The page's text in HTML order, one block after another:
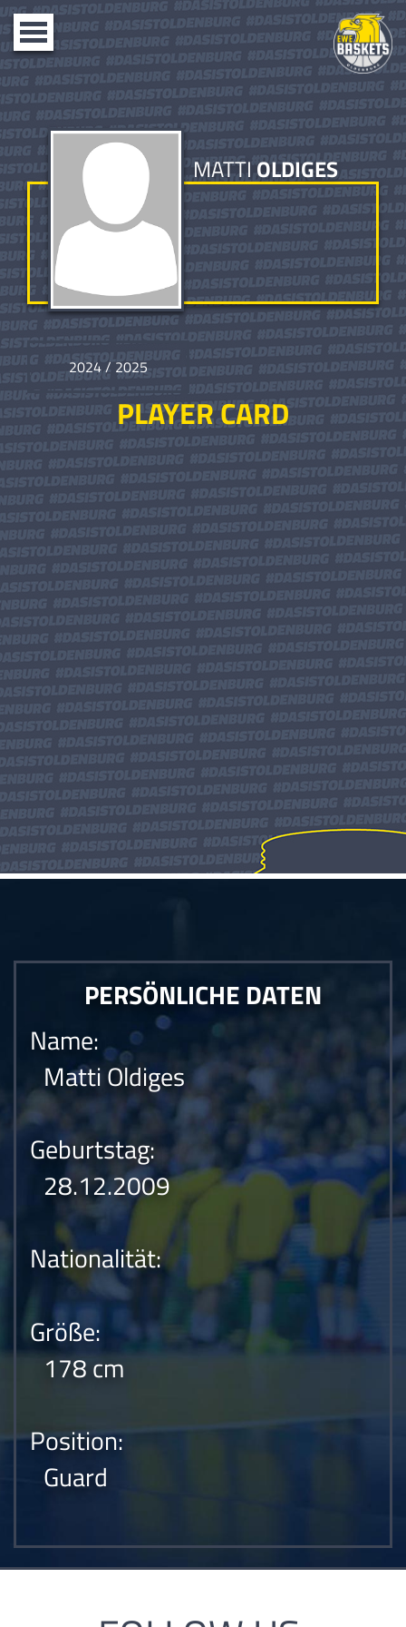
Toggle
navigation
MATTIOLDIGES
2024 / 2025
PLAYER CARD
PERSÖNLICHE DATEN
Name:
Matti Oldiges
Geburtstag:
28.12.2009
Nationalität:
Größe:
178 cm
Position:
Guard